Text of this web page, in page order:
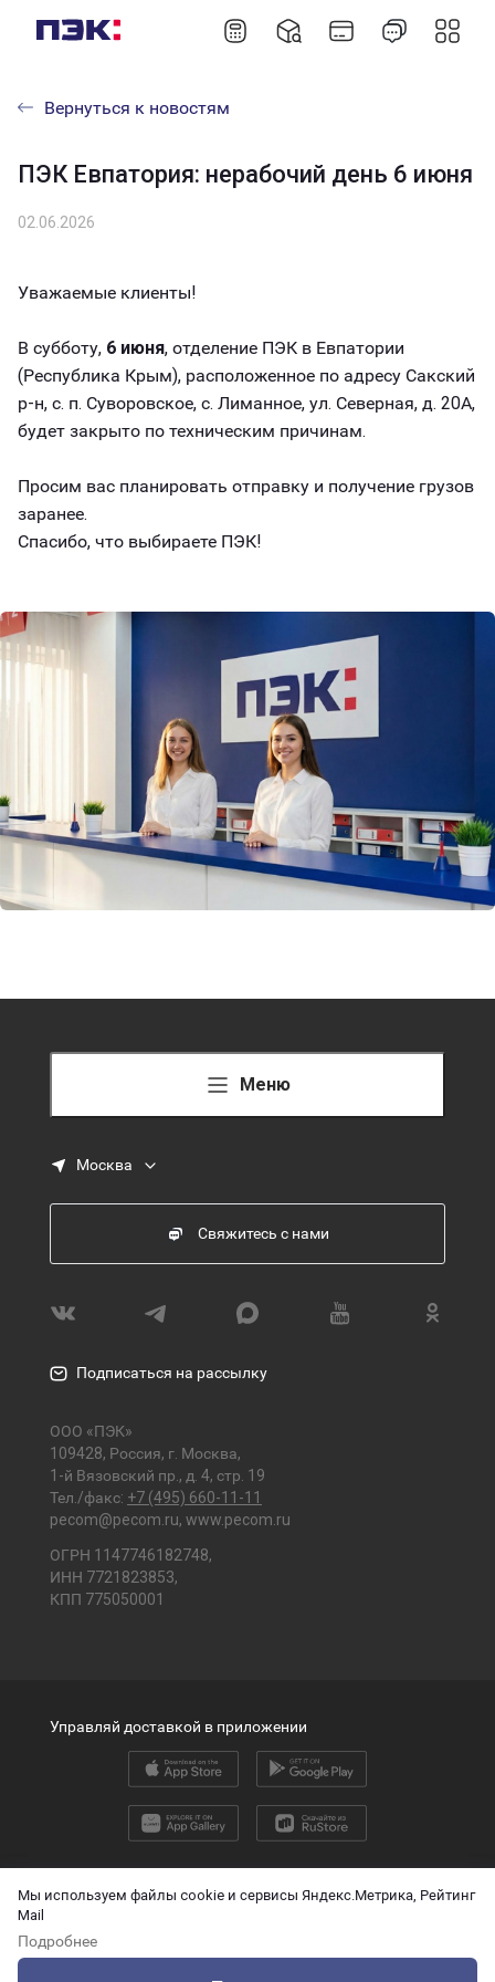
Мы используем файлы cookie и сервисы Яндекс.Метрика, Рейтинг
Mail
Подробнее
Вернуться к новостям
ПЭК Евпатория: нерабочий день 6 июня
02.06.2026
Уважаемые клиенты!
В субботу, 6 июня, отделение ПЭК в Евпатории
(Республика Крым), расположенное по адресу Сакский
р-н, с. п. Суворовское, с. Лиманное, ул. Северная, д. 20А,
будет закрыто по техническим причинам.
Просим вас планировать отправку и получение грузов
заранее.
Спасибо, что выбираете ПЭК!
Меню
Москва
Свяжитесь с нами
Подписаться на рассылку
ООО «ПЭК»
109428, Россия, г. Москва,
1-й Вязовский пр., д. 4, стр. 19
Тел./факс: +7 (495) 660-11-11
pecom@pecom.ru, www.pecom.ru
ОГРН 1147746182748,
ИНН 7721823853,
КПП 775050001
2026 © ООО «ПЭК»
О защите персональных данных
Управляй доставкой в приложении